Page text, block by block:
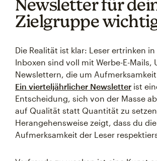
Newsletter für
Zielgruppe
Die Realität ist klar: Leser ertrinken
Inboxen sind voll mit Werbe-E-Mails,
Newslettern, die um
Ein vierteljährlicher Newsletter ist
Entscheidung, sich von der Masse
auf Qualität statt Quantität zu
Herangehensweise zeigt, dass du
Aufmerksamkeit der Leser